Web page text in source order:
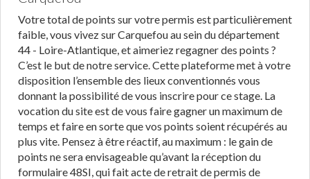
Votre total de points sur votre permis est particulièrement
faible, vous vivez sur Carquefou au sein du département
44 - Loire-Atlantique, et aimeriez regagner des points ?
C’est le but de notre service. Cette plateforme met à votre
disposition l’ensemble des lieux conventionnés vous
donnant la possibilité de vous inscrire pour ce stage. La
vocation du site est de vous faire gagner un maximum de
temps et faire en sorte que vos points soient récupérés au
plus vite. Pensez à être réactif, au maximum : le gain de
points ne sera envisageable qu’avant la réception du
formulaire 48SI, qui fait acte de retrait de permis de